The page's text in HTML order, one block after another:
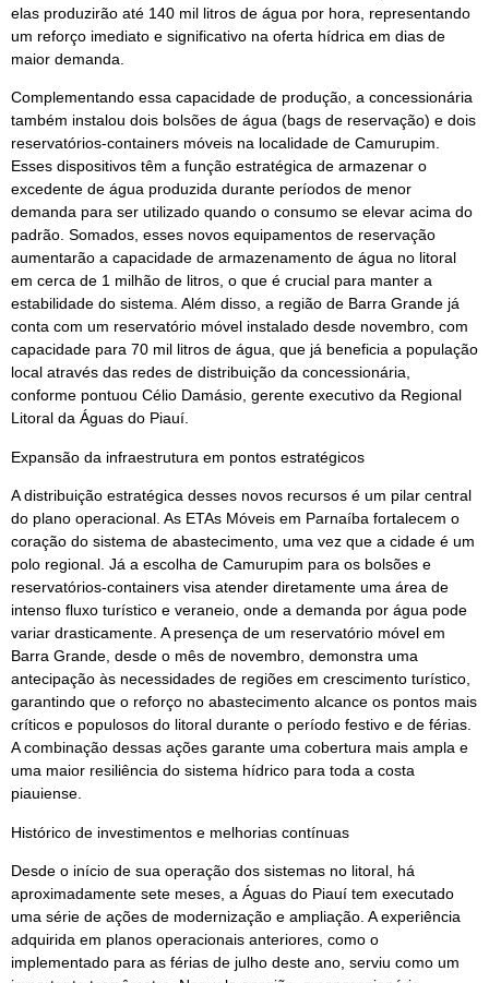
elas produzirão até 140 mil litros de água por hora, representando
um reforço imediato e significativo na oferta hídrica em dias de
maior demanda.
Complementando essa capacidade de produção, a concessionária
também instalou dois bolsões de água (bags de reservação) e dois
reservatórios-containers móveis na localidade de Camurupim.
Esses dispositivos têm a função estratégica de armazenar o
excedente de água produzida durante períodos de menor
demanda para ser utilizado quando o consumo se elevar acima do
padrão. Somados, esses novos equipamentos de reservação
aumentarão a capacidade de armazenamento de água no litoral
em cerca de 1 milhão de litros, o que é crucial para manter a
estabilidade do sistema. Além disso, a região de Barra Grande já
conta com um reservatório móvel instalado desde novembro, com
capacidade para 70 mil litros de água, que já beneficia a população
local através das redes de distribuição da concessionária,
conforme pontuou Célio Damásio, gerente executivo da Regional
Litoral da Águas do Piauí.
Expansão da infraestrutura em pontos estratégicos
A distribuição estratégica desses novos recursos é um pilar central
do plano operacional. As ETAs Móveis em Parnaíba fortalecem o
coração do sistema de abastecimento, uma vez que a cidade é um
polo regional. Já a escolha de Camurupim para os bolsões e
reservatórios-containers visa atender diretamente uma área de
intenso fluxo turístico e veraneio, onde a demanda por água pode
variar drasticamente. A presença de um reservatório móvel em
Barra Grande, desde o mês de novembro, demonstra uma
antecipação às necessidades de regiões em crescimento turístico,
garantindo que o reforço no abastecimento alcance os pontos mais
críticos e populosos do litoral durante o período festivo e de férias.
A combinação dessas ações garante uma cobertura mais ampla e
uma maior resiliência do sistema hídrico para toda a costa
piauiense.
Histórico de investimentos e melhorias contínuas
Desde o início de sua operação dos sistemas no litoral, há
aproximadamente sete meses, a Águas do Piauí tem executado
uma série de ações de modernização e ampliação. A experiência
adquirida em planos operacionais anteriores, como o
implementado para as férias de julho deste ano, serviu como um